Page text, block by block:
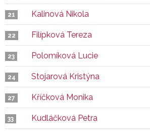
21 Kalinová Nikola
22 Filípková Tereza
23 Polomíková Lucie
24 Stojarová Kristýna
27 Kříčková Monika
33 Kudláčková Petra